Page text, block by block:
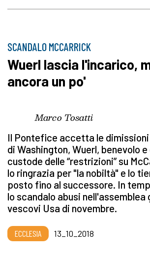
SCANDALO MCCARRICK
Wuerl lascia l'incarico,
ancora un po'
Marco Tosatti
Il Pontefice accetta le
di Washington, Wuerl, benevolo
custode delle “restrizioni” su
lo ringrazia per "la nobiltà" e lo
posto fino al successore. In
lo scandalo abusi nell'assemblea
vescovi Usa di novembre.
ECCLESIA 13_10_2018